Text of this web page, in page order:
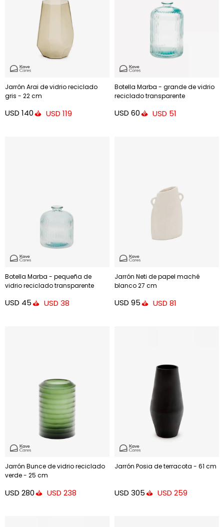
Jarrón Arai de vidrio reciclado
gris - 22 cm
USD 140 USD 119
Botella Marba - grande de vidrio
reciclado transparente
USD 60 USD 51
Botella Marba - pequeña de
vidrio reciclado transparente
USD 45 USD 38
Jarrón Neti de papel maché
blanco 27 cm
USD 95 USD 81
Jarrón Bunce de vidrio reciclado
verde - 25 cm
USD 280 USD 238
Jarrón Posia de terracota - 61 cm
USD 305 USD 259